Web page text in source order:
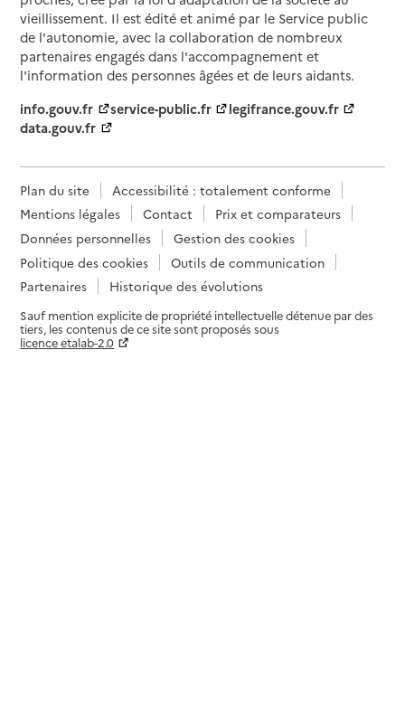
vieillissement. Il est édité et animé par le Service public
de l'autonomie, avec la collaboration de nombreux
partenaires engagés dans l'accompagnement et
l'information des personnes âgées et de leurs aidants.
info.gouv.fr
service-public.fr
legifrance.gouv.fr
data.gouv.fr
Plan du site
Accessibilité : totalement conforme
Mentions légales
Contact
Prix et comparateurs
Données personnelles
Gestion des cookies
Politique des cookies
Outils de communication
Partenaires
Historique des évolutions
Sauf mention explicite de propriété intellectuelle détenue par des
tiers, les contenus de ce site sont proposés sous
licence etalab-2.0